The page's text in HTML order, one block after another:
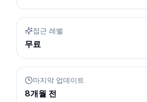
접근 레벨
무료
마지막 업데이트
8개월 전